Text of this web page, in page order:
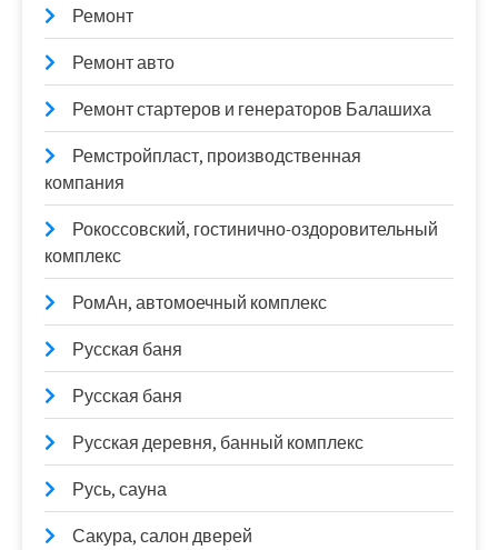
Ремонт
Ремонт авто
Ремонт стартеров и генераторов Балашиха
Ремстройпласт, производственная
компания
Рокоссовский, гостинично-оздоровительный
комплекс
РомАн, автомоечный комплекс
Русская баня
Русская баня
Русская деревня, банный комплекс
Русь, сауна
Сакура, салон дверей